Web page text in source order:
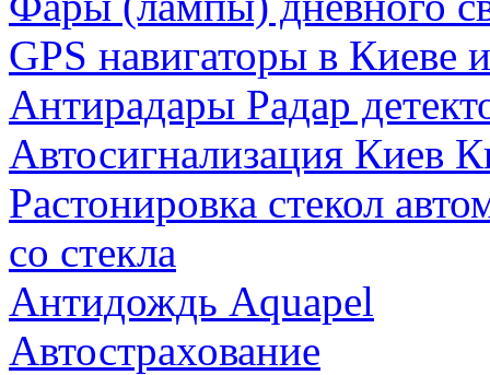
GPS навигаторы в Киеве
Антирадары Радар
Автосигнализация Киев
Растонировка стекол
со стекла
Антидождь Aquapel
Автострахование